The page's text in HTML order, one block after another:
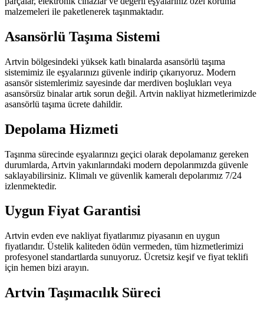
malzemeleri ile paketlenerek taşınmaktadır.
Asansörlü Taşıma Sistemi
Artvin bölgesindeki yüksek katlı binalarda asansörlü taşıma
sistemimiz ile eşyalarınızı güvenle indirip çıkarıyoruz. Modern
asansör sistemlerimiz sayesinde dar merdiven boşlukları veya
asansörsüz binalar artık sorun değil. Artvin nakliyat hizmetlerimizde
asansörlü taşıma ücrete dahildir.
Depolama Hizmeti
Taşınma sürecinde eşyalarınızı geçici olarak depolamanız gereken
durumlarda, Artvin yakınlarındaki modern depolarımızda güvenle
saklayabilirsiniz. Klimalı ve güvenlik kameralı depolarımız 7/24
izlenmektedir.
Uygun Fiyat Garantisi
Artvin evden eve nakliyat fiyatlarımız piyasanın en uygun
fiyatlarıdır. Üstelik kaliteden ödün vermeden, tüm hizmetlerimizi
profesyonel standartlarda sunuyoruz. Ücretsiz keşif ve fiyat teklifi
için hemen bizi arayın.
Artvin Taşımacılık Süreci